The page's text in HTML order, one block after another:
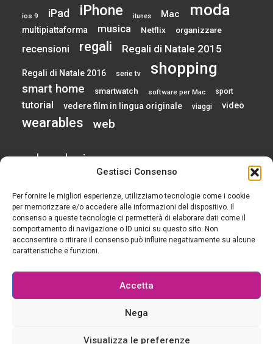
Gestisci Consenso
Per fornire le migliori esperienze, utilizziamo tecnologie come i cookie
per memorizzare e/o accedere alle informazioni del dispositivo. Il
consenso a queste tecnologie ci permetterà di elaborare dati come il
comportamento di navigazione o ID unici su questo sito. Non
acconsentire o ritirare il consenso può influire negativamente su alcune
caratteristiche e funzioni.
Accetta
Nega
Visualizza le preferenze
ios 9 iPad iPhone itunes Mac moda
multipiattaforma musica Netflix organizzare
recensioni regali Regali di Natale 2015
Regali di Natale 2016 serie tv shopping
smart home smartwatch software per Mac sport
tutorial vedere film in lingua originale viaggi video
wearables web
calendario
AGOSTO 2026
L M M G V S
1
2
10
11 12 13 14 15
16
20